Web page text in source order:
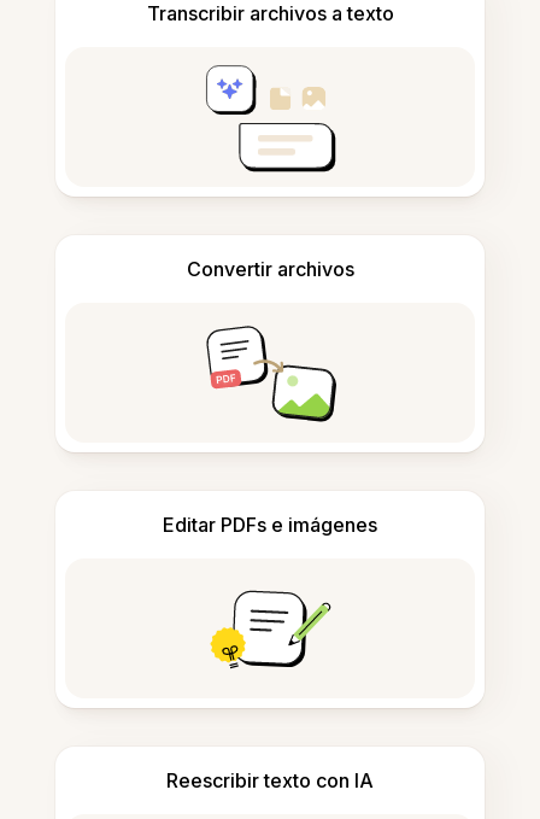
Transcribir archivos a texto
Convertir archivos
Editar PDFs e imágenes
Reescribir texto con IA